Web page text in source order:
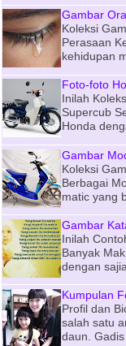
Gambar
Koleksi
Perasaan
kehidupan
Foto-foto
Inilah
Supercub
Honda
Gambar
Koleksi
Berbagai
matic yang
Gambar
Inilah
Banyak
dengan
Kumpulan
Profil dan
salah satu
daun. Gadis